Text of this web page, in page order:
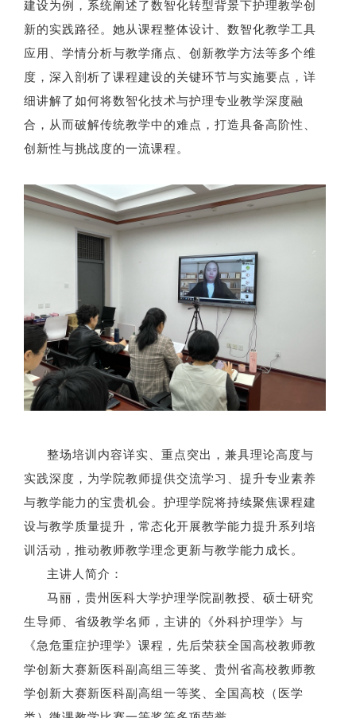
建设为例，系统阐述了数智化转型背景下护理教学创
新的实践路径。她从课程整体设计、数智化教学工具
应用、学情分析与教学痛点、创新教学方法等多个维
度，深入剖析了课程建设的关键环节与实施要点，详
细讲解了如何将数智化技术与护理专业教学深度融
合，从而破解传统教学中的难点，打造具备高阶性、
创新性与挑战度的一流课程。
整场培训内容详实、重点突出，兼具理论高度与
实践深度，为学院教师提供交流学习、提升专业素养
与教学能力的宝贵机会。护理学院将持续聚焦课程建
设与教学质量提升，常态化开展教学能力提升系列培
训活动，推动教师教学理念更新与教学能力成长。
主讲人简介：
马丽，贵州医科大学护理学院副教授、硕士研究
生导师、省级教学名师，主讲的《外科护理学》与
《急危重症护理学》课程，先后荣获全国高校教师教
学创新大赛新医科副高组三等奖、贵州省高校教师教
学创新大赛新医科副高组一等奖、全国高校（医学